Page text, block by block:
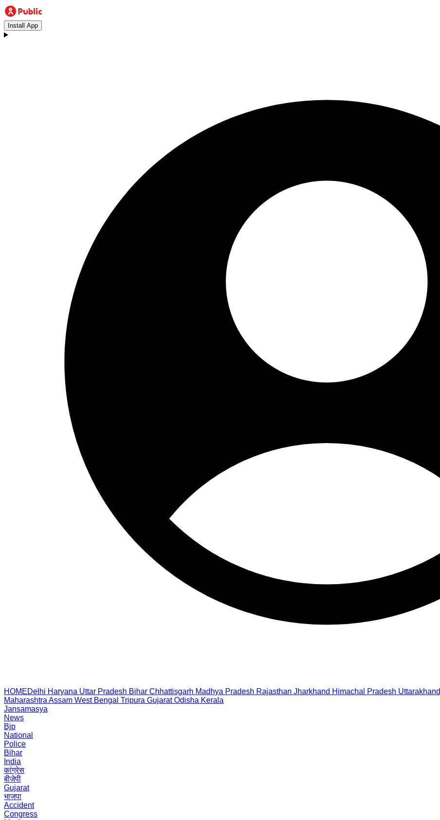
Install App
HOMEDelhi Haryana Uttar Pradesh Bihar Chhattisgarh Madhya Pradesh Rajasthan Jharkhand Himachal Pradesh Uttarakhand
Maharashtra Assam West Bengal Tripura Gujarat Odisha Kerala
Jansamasya
News
Bjp
National
Police
Bihar
India
कांग्रेस
बीजेपी
Gujarat
भाजपा
Accident
Congress